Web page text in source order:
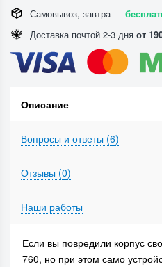
Самовывоз, завтра —
Доставка почтой 2-3 дня от
Описание
Вопросы и ответы (6)
Отзывы (0)
Наши работы
Если вы повредили корпус
760, но при этом само